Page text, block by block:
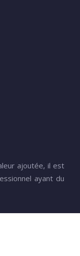
ajoutée, il est
ayant du